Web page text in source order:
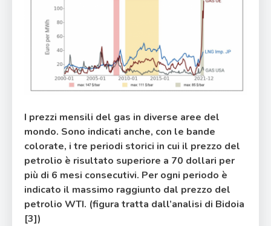
I prezzi mensili del gas in diverse aree del
mondo. Sono indicati anche, con le bande
colorate, i tre periodi storici in cui il prezzo del
petrolio è risultato superiore a 70 dollari per
più di 6 mesi consecutivi. Per ogni periodo è
indicato il massimo raggiunto dal prezzo del
petrolio WTI. (figura tratta dall’analisi di Bidoia
[3])